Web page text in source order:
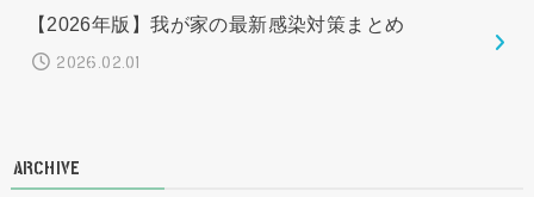
【2026年版】我が家の最新感染対策まとめ
2026.02.01
ARCHIVE